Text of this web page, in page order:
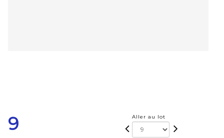
9 Aller au lot